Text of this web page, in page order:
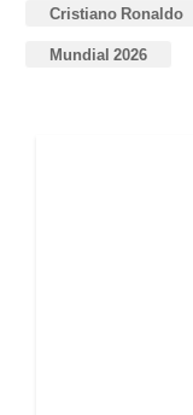
Cristiano Ronaldo
Mundial 2026